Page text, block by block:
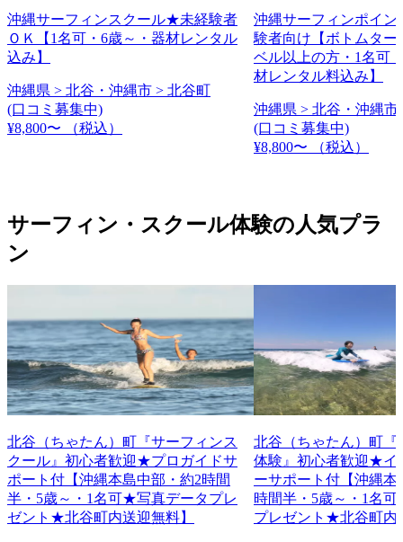
沖縄サーフィンスクール★未経験者
ＯＫ【1名可・6歳～・器材レンタル
込み】
沖縄県 > 北谷・沖縄市 > 北谷町
(口コミ募集中)
¥8,800〜
（税込）
沖縄サーフィンポイ
験者向け【ボトムター
ベル以上の方・1名可
材レンタル料込み】
沖縄県 > 北谷・沖縄市
(口コミ募集中)
¥8,800〜
（税込）
サーフィン・スクール体験の人気プラ
ン
北谷（ちゃたん）町『サーフィンス
クール』初心者歓迎★プロガイドサ
ポート付【沖縄本島中部・約2時間
半・5歳～・1名可★写真データプレ
ゼント★北谷町内送迎無料】
北谷（ちゃたん）町『
体験』初心者歓迎★イ
ーサポート付【沖縄本
時間半・5歳～・1名
プレゼント★北谷町内